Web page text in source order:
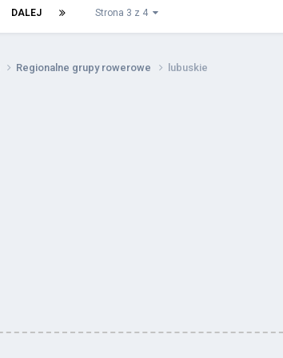
DALEJ Strona 3 z 4
Regionalne grupy rowerowe lubuskie